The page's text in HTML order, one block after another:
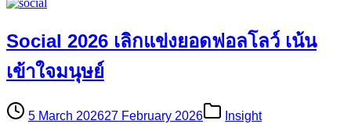
Social 2026 เลิกแข่งยอดฟอลโลว์ เน้น
เข้าใจมนุษย์
5 March 202627 February 2026 Insight